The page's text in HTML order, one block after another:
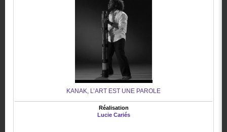
KANAK, L’ART EST UNE PAROLE
Réalisation
Lucie Cariés